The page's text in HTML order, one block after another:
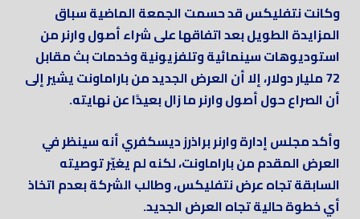
وكانت نتفليكس قد حسمت الجمعة الماضية سباق
المزايدة الطويل بعد اتفاقها على شراء أصول وارنر من
استوديوهات سينمائية وتلفزيونية وخدمات بث مقابل
72 مليار دولار، إلا أن العرض الجديد من باراماونت يشير إلى
أن الصراع حول أصول وارنر ما زال بعيدًا عن نهايته.
وأكد مجلس إدارة وارنر براذرز ديسكفري أنه سينظر في
العرض المقدم من باراماونت، لكنه لم يغيّر توصيته
السابقة تجاه عرض نتفليكس، وطالب الشركة بعدم اتخاذ
أي خطوة حالية تجاه العرض الجديد.